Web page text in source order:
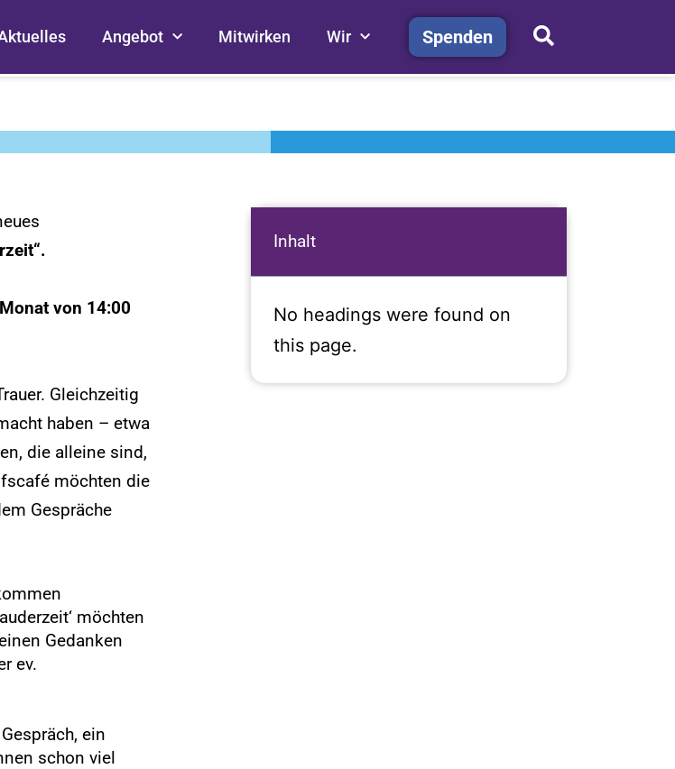
Angebot Mitwirken Wir Spenden
von 14:00
Gleichzeitig
haben – etwa
die alleine sind,
möchten die
Gespräche
möchten
Gedanken
ev.
ein
schon viel
Inhalt
No headings were found on
this page.